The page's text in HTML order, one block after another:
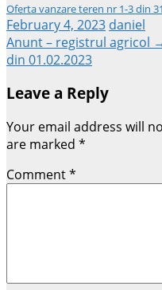
Oferta vanzare teren nr 1-3 din
February 4, 2023 daniel
Post
navigation
Anunt – registrul agricol
din 01.02.2023
Leave a Reply
Your email address will
are marked *
Comment*